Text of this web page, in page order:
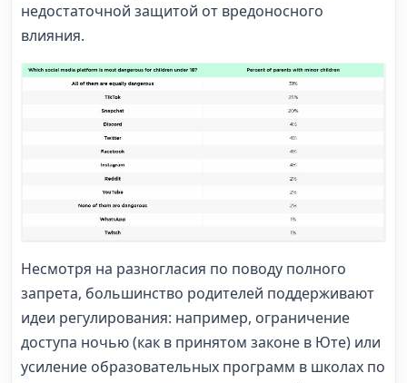
недостаточной защитой от вредоносного
влияния.
Несмотря на разногласия по поводу полного
запрета, большинство родителей поддерживают
идеи регулирования: например, ограничение
доступа ночью (как в принятом законе в Юте) или
усиление образовательных программ в школах по